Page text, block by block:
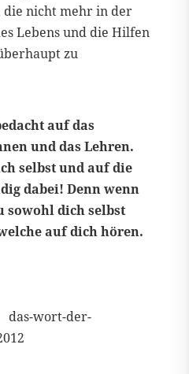
die nicht mehr in der
Lebens und die Hilfen
zu
auf das
und das Lehren.
selbst und auf die
dabei! Denn wenn
sowohl dich selbst
auf dich hören.
das-wort-der-